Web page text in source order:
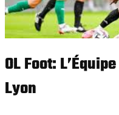
OL Foot:
Lyon